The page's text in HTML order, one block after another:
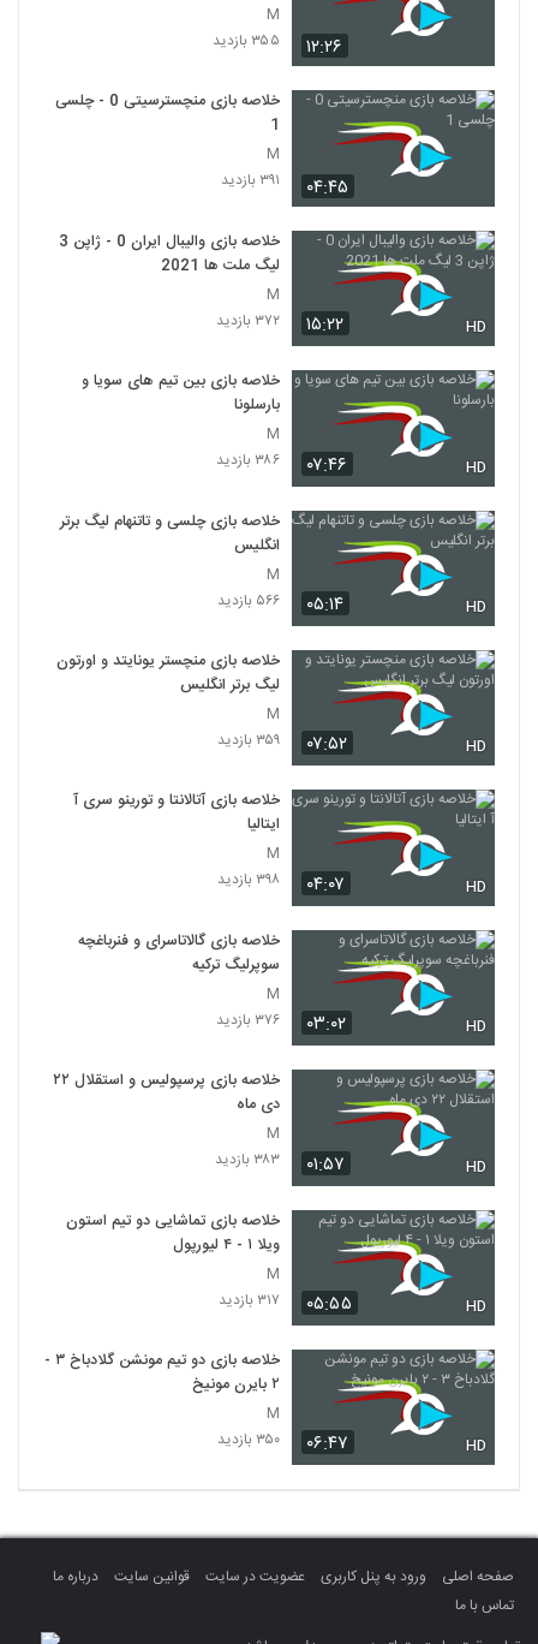
۱۲:۲۶
M
۳۵۵ بازدید
۰۴:۴۵
خلاصه بازی منچسترسیتی 0 - چلسی
1
M
۳۹۱ بازدید
۱۵:۲۲ HD
خلاصه بازی والیبال ایران 0 - ژاپن 3
لیگ ملت ها 2021
M
۳۷۲ بازدید
۰۷:۴۶ HD
خلاصه بازی بین تیم های سویا و
بارسلونا
M
۳۸۶ بازدید
۰۵:۱۴ HD
خلاصه بازی چلسی و تاتنهام لیگ برتر
انگلیس
M
۵۶۶ بازدید
۰۷:۵۲ HD
خلاصه بازی منچستر یونایتد و اورتون
لیگ برتر انگلیس
M
۳۵۹ بازدید
۰۴:۰۷ HD
خلاصه بازی آتالانتا و تورینو سری آ
ایتالیا
M
۳۹۸ بازدید
۰۳:۰۲ HD
خلاصه بازی گالاتاسرای و فنرباغچه
سوپرلیگ ترکیه
M
۳۷۶ بازدید
۰۱:۵۷ HD
خلاصه بازی پرسپولیس و استقلال ۲۲
دی ماه
M
۳۸۳ بازدید
۰۵:۵۵ HD
خلاصه بازی تماشایی دو تیم استون
ویلا ۱ - ۴ لیورپول
M
۳۱۷ بازدید
۰۶:۴۷ HD
خلاصه بازی دو تیم مونشن گلادباخ ۳ -
۲ بایرن مونیخ
M
۳۵۰ بازدید
صفحه اصلی ورود به پنل کاربری عضویت در سایت قوانین سایت
درباره ما
تماس با ما